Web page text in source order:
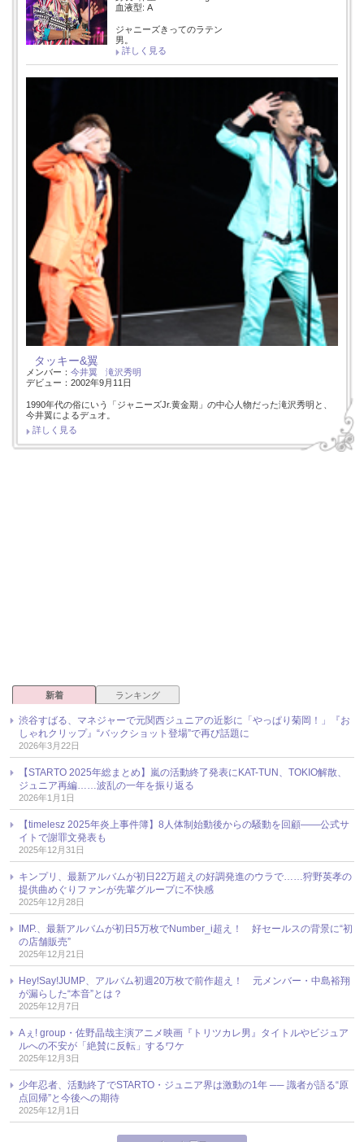
血液型: A
ジャニーズきってのラテン
男。
詳しく見る
タッキー&翼
メンバー： 今井翼
滝沢秀明
デビュー：2002年9月11日
1990年代の俗にいう「ジャニーズJr.黄金期」の中心人物だった滝沢秀明と、
今井翼によるデュオ。
詳しく見る
新着 ランキング
渋谷すばる、マネジャーで元関西ジュニアの近影に「やっぱり菊岡！」『お
しゃれクリップ』“バックショット登場”で再び話題に
2026年3月22日
【STARTO 2025年総まとめ】嵐の活動終了発表にKAT-TUN、TOKIO解散、
ジュニア再編……波乱の一年を振り返る
2026年1月1日
【timelesz 2025年炎上事件簿】8人体制始動後からの騒動を回顧――公式サ
イトで謝罪文発表も
2025年12月31日
キンプリ、最新アルバムが初日22万超えの好調発進のウラで……狩野英孝の
提供曲めぐりファンが先輩グループに不快感
2025年12月28日
IMP.、最新アルバムが初日5万枚でNumber_i超え！ 好セールスの背景に“初
の店舗販売”
2025年12月21日
Hey!Say!JUMP、アルバム初週20万枚で前作超え！ 元メンバー・中島裕翔
が漏らした“本音”とは？
2025年12月7日
Aぇ! group・佐野晶哉主演アニメ映画『トリツカレ男』タイトルやビジュア
ルへの不安が「絶賛に反転」するワケ
2025年12月3日
少年忍者、活動終了でSTARTO・ジュニア界は激動の1年 ── 識者が語る“原
点回帰”と今後への期待
2025年12月1日